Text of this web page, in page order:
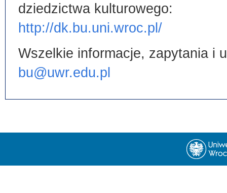
dziedzictwa kulturowego:
http://dk.bu.uni.wroc.pl/
Wszelkie informacje, zapytania i
bu@uwr.edu.pl